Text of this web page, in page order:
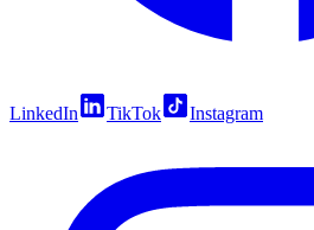
LinkedIn TikTok Instagram